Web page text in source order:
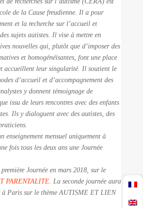
de la Cause freudienne. Il a pour
et la recherche sur l’accueil et
sujets autistes. Il vise à mettre en
nouvelles qui, plutôt que d’imposer des
et homogénéisantes, font une place
accueillent leur singularité. Il soutient le
d’accueil et d’accompagnement des
y donnent témoignage de
issu de leurs rencontres avec des enfants
Ils y dialoguent avec des autistes, des
enseignement mensuel uniquement à
fois tous les deux ans une Journée
Journée en mars 2018, sur le
PARENTALITE. La seconde journée aura
Paris sur le thème AUTISME ET LIEN